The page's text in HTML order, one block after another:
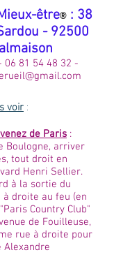
être®: 38
- 92500
06 81 54 48 32 -
voir:
de Paris :
Boulogne, arriver
tout droit en
Henri Sellier.
à la sortie du
droite au feu (en
Country Club"
de Fouilleuse,
rue à droite pour
Alexandre